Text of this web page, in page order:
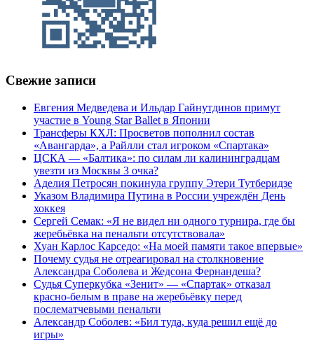
Свежие записи
Евгения Медведева и Ильдар Гайнутдинов примут
участие в Young Star Ballet в Японии
Трансферы КХЛ: Просветов пополнил состав
«Авангарда», а Райлли стал игроком «Спартака»
ЦСКА — «Балтика»: по силам ли калининградцам
увезти из Москвы 3 очка?
Аделия Петросян покинула группу Этери Тутберидзе
Указом Владимира Путина в России учреждён День
хоккея
Сергей Семак: «Я не видел ни одного турнира, где бы
жеребьёвка на пенальти отсутствовала»
Хуан Карлос Карседо: «На моей памяти такое впервые»
Почему судья не отреагировал на столкновение
Александра Соболева и Жедсона Фернандеша?
Судья Суперкубка «Зенит» — «Спартак» отказал
красно-белым в праве на жеребьёвку перед
послематчевыми пенальти
Александр Соболев: «Бил туда, куда решил ещё до
игры»